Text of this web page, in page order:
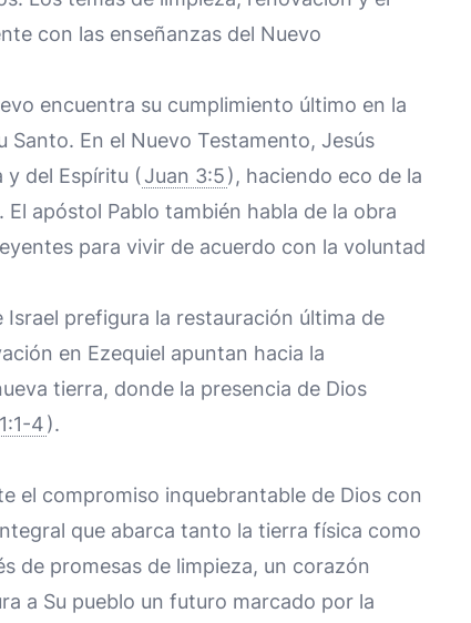
con las enseñanzas del Nuevo
encuentra su cumplimiento último en la
En el Nuevo Testamento, Jesús
y del Espíritu (Juan 3:5), haciendo eco de la
. El apóstol Pablo también habla de la obra
para vivir de acuerdo con la voluntad
prefigura la restauración última de
en Ezequiel apuntan hacia la
tierra, donde la presencia de Dios
4).
el compromiso inquebrantable de Dios con
que abarca tanto la tierra física como
de promesas de limpieza, un corazón
a Su pueblo un futuro marcado por la